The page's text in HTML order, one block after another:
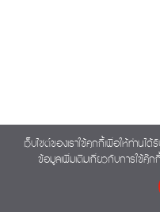
เว็บไซต์ของเราใช้คุกกี้เพื่อให้ท่าน
ข้อมูลเพิ่มเติมเกี่ยวกับการใช้คุ๊ก